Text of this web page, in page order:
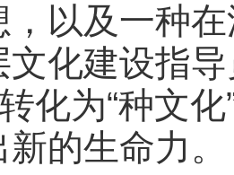
，以及一种
化建设指
化为“种文
的生命力。